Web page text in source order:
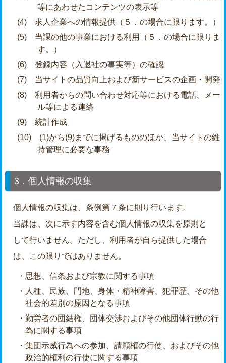
等にあわせたコンテンツの表示等
(4) 求人企業への情報提供（５．の場合に限ります。）
(5) 当課の他の事業における利用（５．の場合に限りま
す。）
(6) 登録内容（入退社の事実等）の確認
(7) 当サイトの品質向上および新サービスの企画・開発
(8) 利用者からの問い合わせ対応等における電話、メー
ル等による連絡
(9) 統計作成
(10) (1)から(9)までに掲げるもののほか、当サイトの維
持管理に必要な事務
3．個人情報の収集
個人情報の収集は、条例第７条に則り行います。
当課は、次に示す内容を含む個人情報の収集を原則と
して行いません。ただし、利用者が自ら提供した場合
は、この限りではありません。
・思想、信条および宗教に関する事項
・人種、民族、門地、身体・精神障害、犯罪歴、その他
社会的差別の原因となる事項
・勤労者の団結権、団体交渉およびその他団体行動の行
為に関する事項
・集団示威行為への参加、請願権の行使、およびその他
政治的権利の行使に関する事項